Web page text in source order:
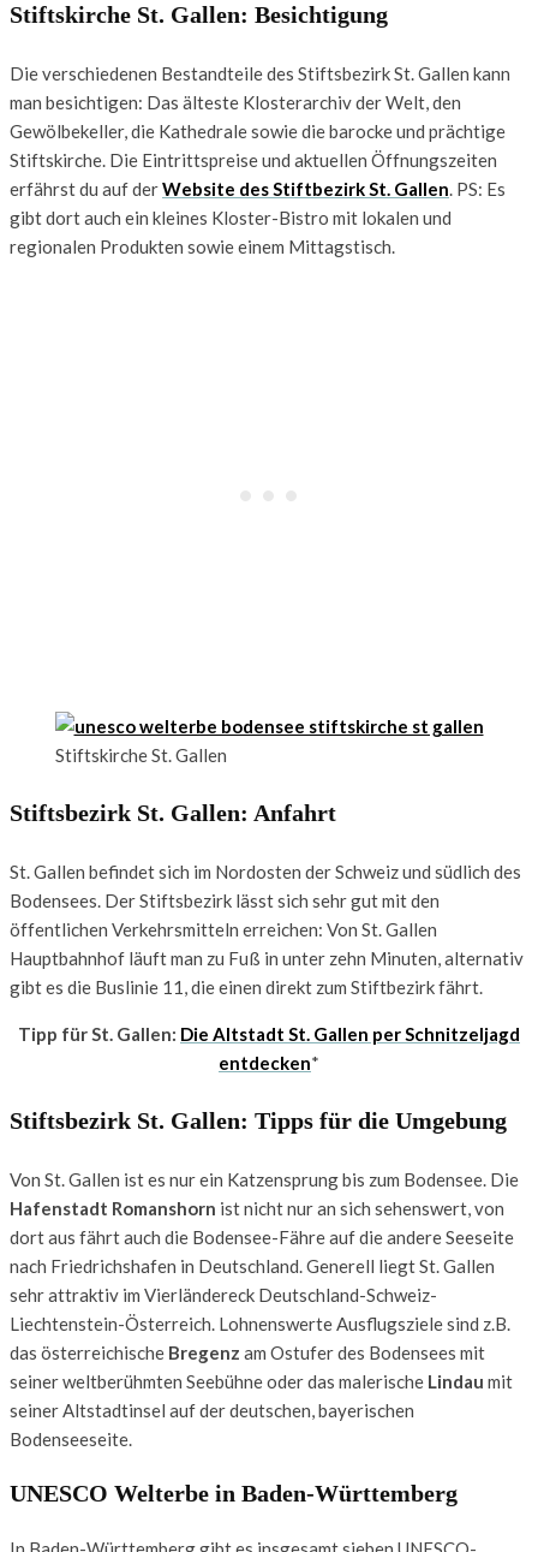
Stiftskirche St. Gallen: Besichtigung
Die verschiedenen Bestandteile des Stiftsbezirk St. Gallen kann
man besichtigen: Das älteste Klosterarchiv der Welt, den
Gewölbekeller, die Kathedrale sowie die barocke und prächtige
Stiftskirche. Die Eintrittspreise und aktuellen Öffnungszeiten
erfährst du auf derWebsite des Stiftbezirk St. Gallen. PS: Es
gibt dort auch ein kleines Kloster-Bistro mit lokalen und
regionalen Produkten sowie einem Mittagstisch.
Stiftskirche St. Gallen
Stiftsbezirk St. Gallen: Anfahrt
St. Gallen befindet sich im Nordosten der Schweiz und südlich des
Bodensees. Der Stiftsbezirk lässt sich sehr gut mit den
öffentlichen Verkehrsmitteln erreichen: Von St. Gallen
Hauptbahnhof läuft man zu Fuß in unter zehn Minuten, alternativ
gibt es die Buslinie 11, die einen direkt zum Stiftbezirk fährt.
Tipp für St. Gallen: Die Altstadt St. Gallen per Schnitzeljagd
entdecken*
Stiftsbezirk St. Gallen: Tipps für die Umgebung
Von St. Gallen ist es nur ein Katzensprung bis zum Bodensee. Die
Hafenstadt Romanshorn ist nicht nur an sich sehenswert, von
dort aus fährt auch die Bodensee-Fähre auf die andere Seeseite
nach Friedrichshafen in Deutschland. Generell liegt St. Gallen
sehr attraktiv im Vierländereck Deutschland-Schweiz-
Liechtenstein-Österreich. Lohnenswerte Ausflugsziele sind z.B.
das österreichische Bregenz am Ostufer des Bodensees mit
seiner weltberühmten Seebühne oder das malerische Lindau mit
seiner Altstadtinsel auf der deutschen, bayerischen
Bodenseeseite.
UNESCO Welterbe in Baden-Württemberg